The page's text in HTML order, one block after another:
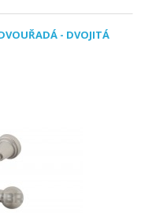
- DVOJITÁ